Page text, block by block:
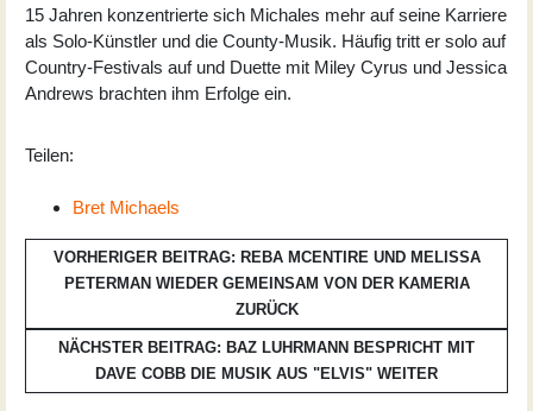
15 Jahren konzentrierte sich Michales mehr auf seine Karriere
als Solo-Künstler und die County-Musik. Häufig tritt er solo auf
Country-Festivals auf und Duette mit Miley Cyrus und Jessica
Andrews brachten ihm Erfolge ein.
Teilen:
Bret Michaels
VORHERIGER BEITRAG: REBA MCENTIRE UND MELISSA
PETERMAN WIEDER GEMEINSAM VON DER KAMERIA
ZURÜCK
NÄCHSTER BEITRAG: BAZ LUHRMANN BESPRICHT MIT
DAVE COBB DIE MUSIK AUS "ELVIS" WEITER